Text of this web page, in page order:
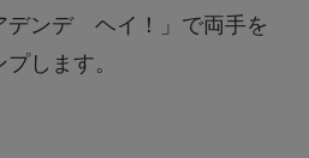
ンデ ヘイ！」で両手を
します。